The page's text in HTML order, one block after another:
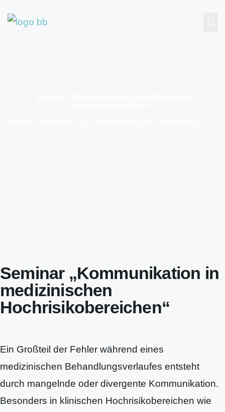
Seminar „Kommunikation in
medizinischen
Hochrisikobereichen“
Ein Großteil der Fehler während eines
medizinischen Behandlungsverlaufes entsteht
durch mangelnde oder divergente Kommunikation.
Besonders in klinischen Hochrisikobereichen wie